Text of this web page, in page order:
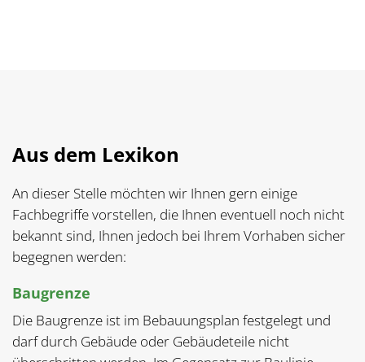
Aus dem Lexikon
An dieser Stelle möchten wir Ihnen gern einige
Fachbegriffe vorstellen, die Ihnen eventuell noch nicht
bekannt sind, Ihnen jedoch bei Ihrem Vorhaben sicher
begegnen werden:
Baugrenze
Die Baugrenze ist im Bebauungsplan festgelegt und
darf durch Gebäude oder Gebäudeteile nicht